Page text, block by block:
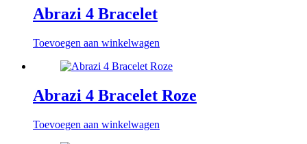
Abrazi 4 Bracelet
Toevoegen aan winkelwagen
Abrazi 4 Bracelet Roze
Toevoegen aan winkelwagen